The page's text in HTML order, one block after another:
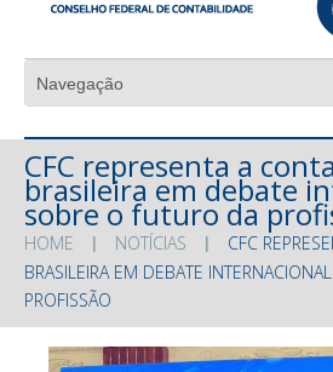
CFC representa a
brasileira em debate
sobre o futuro da
HOME NOTÍCIAS
CFC
BRASILEIRA EM DEBATE
PROFISSÃO